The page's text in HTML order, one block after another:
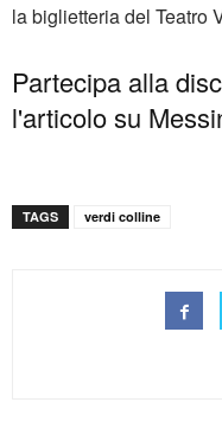
la biglietteria del Teatro
Partecipa alla
l'articolo su
TAGS verdi colline